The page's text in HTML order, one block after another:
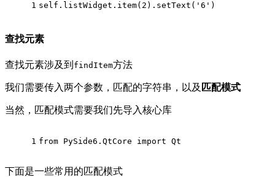
1 self.listWidget.item( 2 ).setText( '6' )
查找元素
查找元素涉及到 findItem方法
我们需要传入两个参数，匹配的字符串，以及 匹配模式
当然，匹配模式需要我们先导入核心库
1 from PySide6.QtCore import Qt
下面是一些常用的匹配模式